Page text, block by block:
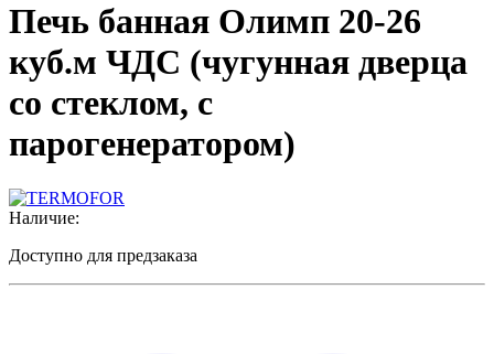
Печь банная Олимп 20-26
куб.м ЧДС (чугунная дверца
со стеклом, с
парогенератором)
Наличие:
Доступно для предзаказа